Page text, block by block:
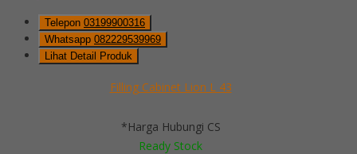
Telepon 03199900316
Whatsapp 082229539969
Lihat Detail Produk
Filling Cabinet Lion L 43
*Harga Hubungi CS
Ready Stock